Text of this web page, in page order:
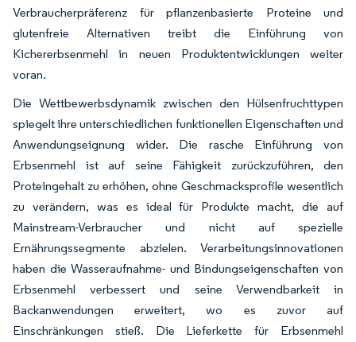
Verbraucherpräferenz für pflanzenbasierte Proteine und
glutenfreie Alternativen treibt die Einführung von
Kichererbsenmehl in neuen Produktentwicklungen weiter
voran.
Die Wettbewerbsdynamik zwischen den Hülsenfruchttypen
spiegelt ihre unterschiedlichen funktionellen Eigenschaften und
Anwendungseignung wider. Die rasche Einführung von
Erbsenmehl ist auf seine Fähigkeit zurückzuführen, den
Proteingehalt zu erhöhen, ohne Geschmacksprofile wesentlich
zu verändern, was es ideal für Produkte macht, die auf
Mainstream-Verbraucher und nicht auf spezielle
Ernährungssegmente abzielen. Verarbeitungsinnovationen
haben die Wasseraufnahme- und Bindungseigenschaften von
Erbsenmehl verbessert und seine Verwendbarkeit in
Backanwendungen erweitert, wo es zuvor auf
Einschränkungen stieß. Die Lieferkette für Erbsenmehl